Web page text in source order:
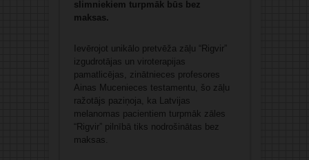
slimniekiem turpmāk būs bez
maksas.
Ievērojot unikālo pretvēža zāļu “Rigvir”
izgudrotājas un viroterapijas
pamatlicējas, zinātnieces profesores
Ainas Mucenieces testamentu, šo zāļu
ražotājs paziņoja, ka Latvijas
melanomas pacientiem turpmāk zāles
“Rigvir” pilnībā tiks nodrošinātas bez
maksas.